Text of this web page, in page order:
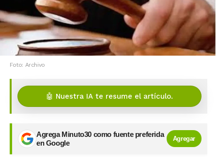
Foto: Archivo
🤖 Nuestra IA te resume el artículo.
Agrega Minuto30 como fuente preferida
en Google
Agregar